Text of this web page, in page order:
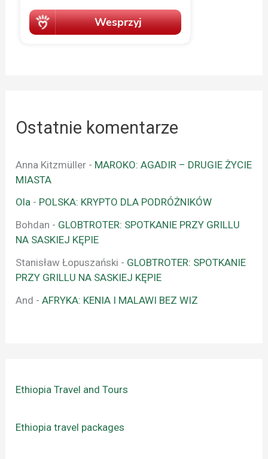
Ostatnie komentarze
Anna Kitzmüller - MAROKO: AGADIR – DRUGIE ŻYCIE
MIASTA
Ola - POLSKA: KRYPTO DLA PODRÓŻNIKÓW
Bohdan - GLOBTROTER: SPOTKANIE PRZY GRILLU
NA SASKIEJ KĘPIE
Stanisław Łopuszański - GLOBTROTER: SPOTKANIE
PRZY GRILLU NA SASKIEJ KĘPIE
And -AFRYKA: KENIA I MALAWI BEZ WIZ
Ethiopia Travel and Tours
Ethiopia travel packages